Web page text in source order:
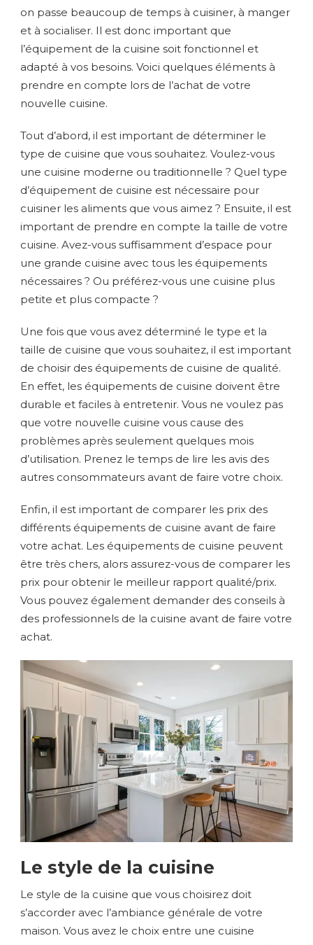
on passe beaucoup de temps à cuisiner, à manger
et à socialiser. Il est donc important que
l’équipement de la cuisine soit fonctionnel et
adapté à vos besoins. Voici quelques éléments à
prendre en compte lors de l’achat de votre
nouvelle cuisine.
Tout d’abord, il est important de déterminer le
type de cuisine que vous souhaitez. Voulez-vous
une cuisine moderne ou traditionnelle ? Quel type
d’équipement de cuisine est nécessaire pour
cuisiner les aliments que vous aimez ? Ensuite, il est
important de prendre en compte la taille de votre
cuisine. Avez-vous suffisamment d’espace pour
une grande cuisine avec tous les équipements
nécessaires ? Ou préférez-vous une cuisine plus
petite et plus compacte ?
Une fois que vous avez déterminé le type et la
taille de cuisine que vous souhaitez, il est important
de choisir des équipements de cuisine de qualité.
En effet, les équipements de cuisine doivent être
durable et faciles à entretenir. Vous ne voulez pas
que votre nouvelle cuisine vous cause des
problèmes après seulement quelques mois
d’utilisation. Prenez le temps de lire les avis des
autres consommateurs avant de faire votre choix.
Enfin, il est important de comparer les prix des
différents équipements de cuisine avant de faire
votre achat. Les équipements de cuisine peuvent
être très chers, alors assurez-vous de comparer les
prix pour obtenir le meilleur rapport qualité/prix.
Vous pouvez également demander des conseils à
des professionnels de la cuisine avant de faire votre
achat.
Le style de la cuisine
Le style de la cuisine que vous choisirez doit
s’accorder avec l’ambiance générale de votre
maison. Vous avez le choix entre une cuisine